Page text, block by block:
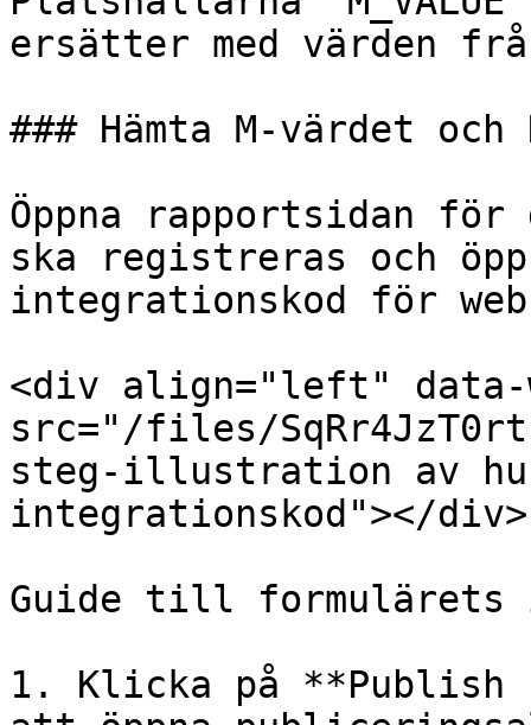
ersätter med värden
### Hämta M-värdet
Öppna rapportsidan
ska registreras och
integrationskod för
<div align="left" data-
src="/files/
steg-illustration av
integrationskod"></div>
Guide till formulärets
1. Klicka på **Publish